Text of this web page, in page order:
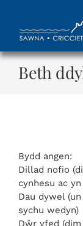
content
Cartref
Tocynnau Anrheg
Cysylltwch â Ni
Beth
Bydd angen:
Dillad nofio
cynhesu ac
Dau dywel
sychu wedyn)
Dŵr yfed